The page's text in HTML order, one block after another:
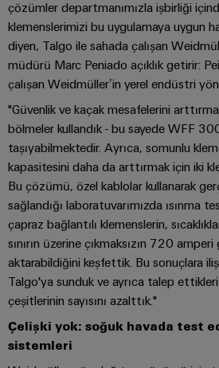
Gemi
yapımı
Denizcilik
endüstrisi
kapsamlı
bağlantı
çözümleri
Hidrojen
Hidrojen
enerji
dönüşümünde
önemli
bir
teknolojidir
İletim
&
Dağıtım
Sistemler
ve
Çözümler
Dağıtık
otomasyon
Endüstriyel
analitik
Endüstriyel
Otomasyon
Endüstriyel
IoT
Endüstriyel
kutuları
Elektronik
Röle
modülleri
ve
Solid-
state
röleler
Yalıtım
yükselticileri
ve
ölçme
dönüştürücüleri
Uyumluluğu
PSIRT
Mühendislik
verileri
Teknik
ürün
katalogları
Onarımlar
ve
değişim
parçaları
Eğitim
kursları
ve
Ortaklarımız
Dağıtım
IIoT
ve
Otomasyon
İş
Ortağı
Ağı
IIoT
ve
Otomasyon
Çözüm
İş
Ortağınızı
çözümler departmanımızla işbirliği
klemenslerimizi bu uygulamaya uygun
diyen, Talgo ile sahada çalışan
müdürü Marc Peniado açıklık getirir:
çalışan Weidmüller’in yerel endüstri
"Güvenlik ve kaçak mesafelerini
bölmeler kullandık - bu sayede WFF
taşıyabilmektedir. Ayrıca, somunlu
kapasitesini daha da arttırmak için iki
Bu çözümü, özel kablolar kullanarak
sağlandığı laboratuvarımızda ısınma
çapraz bağlantılı klemenslerin,
sınırın üzerine çıkmaksızın 720
aktarabildiğini keşfettik. Bu sonuçlara
Talgo'ya sunduk ve ayrıca talep
çeşitlerinin sayısını azalttık."
Çelişki yok: soğuk havada test
sistemleri